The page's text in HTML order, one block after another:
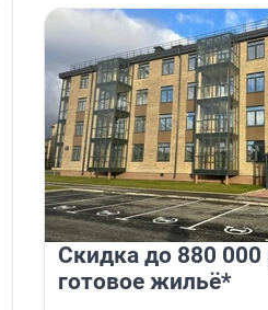
Скидка до 880 000
готовое жильё*